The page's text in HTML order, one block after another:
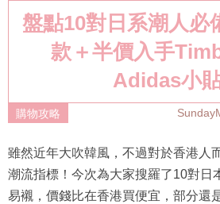
盤點10對日系潮人必
款＋半價入手
Adidas小
購物攻略
雖然近年大吹韓風，不過對於香港人
潮流指標！今次為大家搜羅了10對日
易襯，價錢比在香港買便宜，部分還